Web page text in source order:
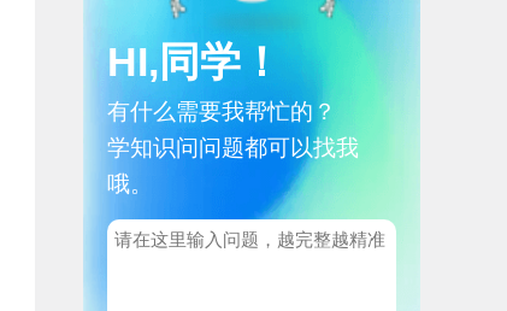
HI,同学！
有什么需要我帮忙的？
学知识问问题都可以找我
哦。